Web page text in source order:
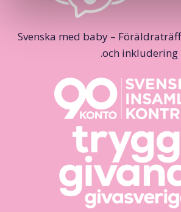
Svenska med baby –
och inkludering.